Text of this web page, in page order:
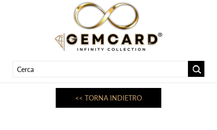
<< TORNA INDIETRO